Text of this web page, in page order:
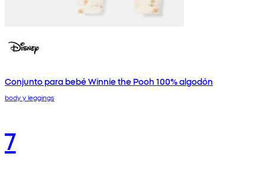
Conjunto para bebé Winnie the Pooh 100% algodón
body y leggings
7